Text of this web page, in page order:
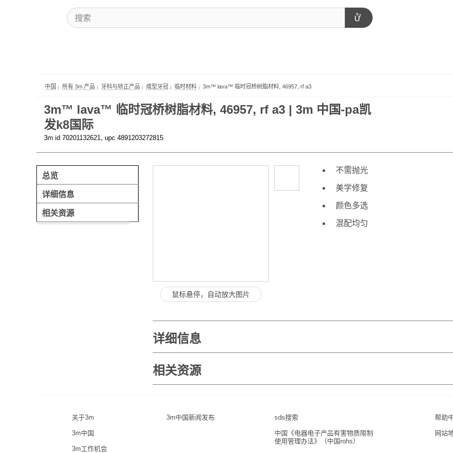
中国 所有 3m 产品 牙科与矫正产品 成型牙冠 临时材料 3m™ lava™ 临时冠桥树脂材料, 46957, rf a3
3m™ lava™ 临时冠桥树脂材料, 46957, rf a3 | 3m 中国-pa凯
发k8国际
3m id 70201132621, upc 4891203272815
总览
详细信息
相关资源
鼠标悬停，自动放大图片
不需抛光
美学修复
颜色多选
混配均匀
详细信息
相关资源
关于3m
3m中国
3m工作机会
3m中国新闻发布 sds搜索
中国《电器电子产品有害物质限制
使用管理办法》（中国rohs）
帮助
网站